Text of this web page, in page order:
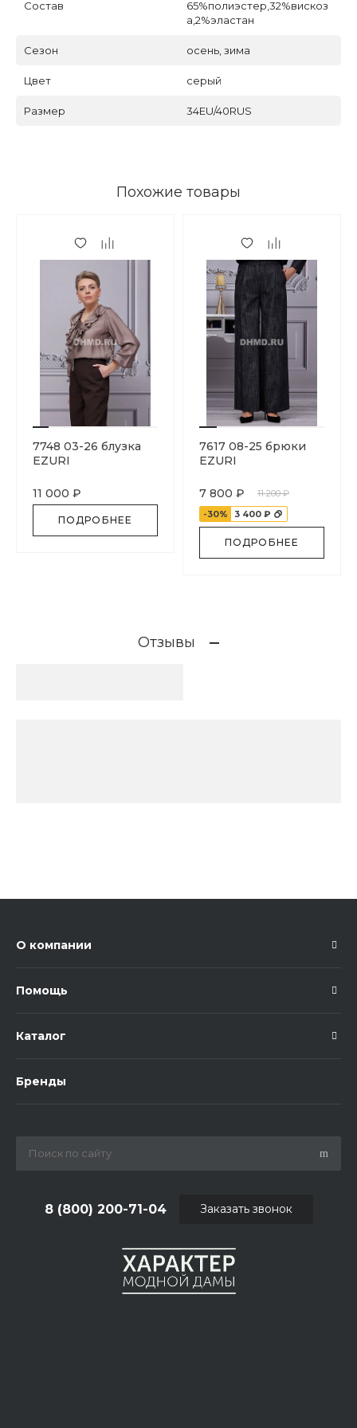
Состав
65%полиэстер,32%вискоз
а,2%эластан
Сезон осень, зима
Цвет серый
Размер 34EU/40RUS
Похожие товары
7748 03-26 блузка
EZURI
11 000 ₽
ПОДРОБНЕЕ
7617 08-25 брюки
EZURI
7 800 ₽
11 200 ₽
-30%
3 400 ₽
ПОДРОБНЕЕ
Отзывы
О компании
Помощь
Каталог
Бренды
8 (800) 200-71-04 Заказать звонок